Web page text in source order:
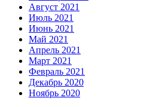
Август 2021
Июль 2021
Июнь 2021
Май 2021
Апрель 2021
Март 2021
Февраль 2021
Декабрь 2020
Ноябрь 2020